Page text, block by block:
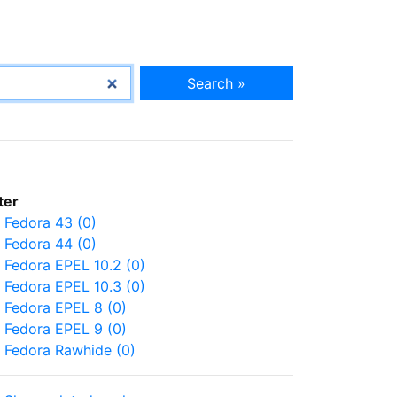
Search »
Fedora 43 (0)
Fedora 44 (0)
Fedora EPEL 10.2 (0)
Fedora EPEL 10.3 (0)
Fedora EPEL 8 (0)
Fedora EPEL 9 (0)
Fedora Rawhide (0)